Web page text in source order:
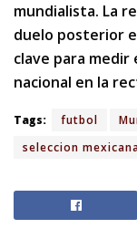
mundialista. La
duelo posterior
clave para
nacional en la
Tags: futbol
seleccion